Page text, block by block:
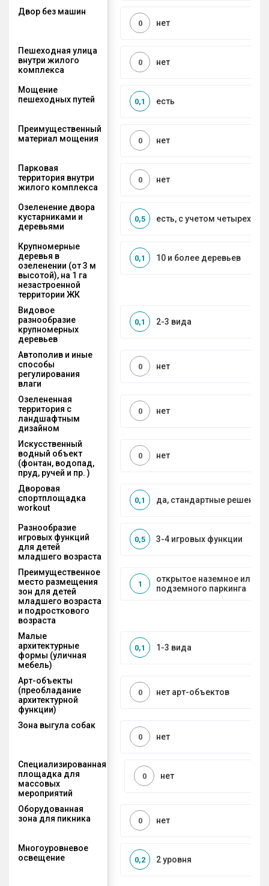
Двор без машин
нет
0
Пешеходная улица
внутри жилого
комплекса
нет
0
Мощение
пешеходных путей
есть
0,1
Преимущественный
материал мощения
нет
0
Парковая
территория внутри
жилого комплекса
нет
0
Озеленение двора
кустарниками и
деревьями
есть, с учетом четырех
0,5
Крупномерные
деревья в
озеленении (от 3 м
высотой), на 1 га
незастроенной
территории ЖК
10 и более деревьев
0,1
Видовое
разнообразие
крупномерных
деревьев
2-3 вида
0,1
Автополив и иные
способы
регулирования
влаги
нет
0
Озелененная
территория с
ландшафтным
дизайном
нет
0
Искусственный
водный объект
(фонтан, водопад,
пруд, ручей и пр. )
нет
0
Дворовая
спортплощадка
workout
да, стандартные решения
0,1
Разнообразие
игровых функций
для детей
младшего возраста
3-4 игровых функции
0,5
Преимущественное
место размещения
зон для детей
младшего возраста
и подросткового
возраста
открытое наземное или на
подземного паркинга
1
Малые
архитектурные
формы (уличная
мебель)
1-3 вида
0,1
Арт-объекты
(преобладание
архитектурной
функции)
нет арт-объектов
0
Зона выгула собак
нет
0
Специализированная
площадка для
массовых
мероприятий
нет
0
Оборудованная
зона для пикника
нет
0
Многоуровневое
освещение
2 уровня
0,2